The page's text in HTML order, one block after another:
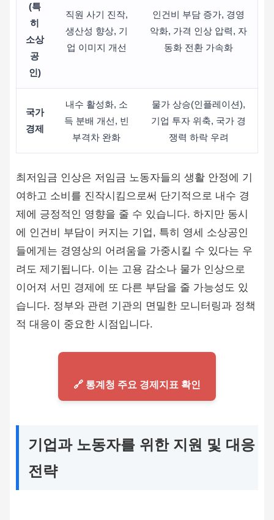
(특
히
소상
공
인)
직원 사기 진작,
생산성 향상, 기
업 이미지 개선
인건비 부담 증가, 경영
악화, 가격 인상 압력, 자
동화 전환 가속화
국가
경제
내수 활성화, 소
득 분배 개선, 빈
부격차 완화
물가 상승(인플레이션),
기업 투자 위축, 국가 경
쟁력 하락 우려
최저임금 인상은 저임금 노동자들의 생활 안정에 기
여하고 소비를 진작시킴으로써 단기적으로 내수 경
제에 긍정적인 영향을 줄 수 있습니다. 하지만 동시
에 인건비 부담이 커지는 기업, 특히 영세 소상공인
들에게는 경영상의 어려움을 가중시킬 수 있다는 우
려도 제기됩니다. 이는 고용 감소나 물가 인상으로
이어져 서민 경제에 또 다른 부담을 줄 가능성도 있
습니다. 정부와 관련 기관의 면밀한 모니터링과 정책
적 대응이 중요한 시점입니다.
🔗 통계청 주요 경제지표 확인
기업과 노동자를 위한 지원 및 대응
전략